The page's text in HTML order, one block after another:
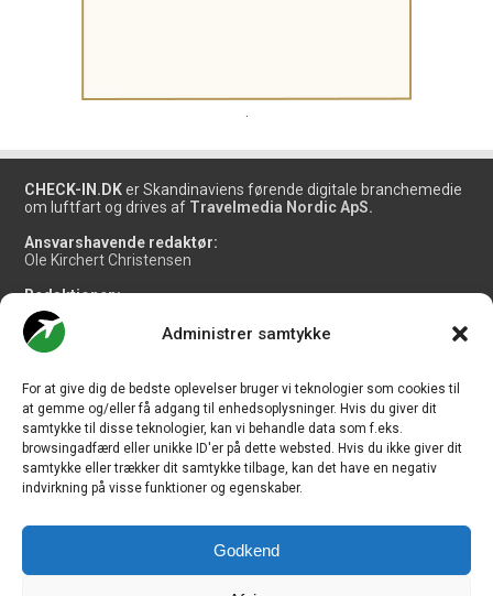
Administrer samtykke
For at give dig de bedste oplevelser bruger vi teknologier som cookies til
at gemme og/eller få adgang til enhedsoplysninger. Hvis du giver dit
samtykke til disse teknologier, kan vi behandle data som f.eks.
browsingadfærd eller unikke ID'er på dette websted. Hvis du ikke giver dit
samtykke eller trækker dit samtykke tilbage, kan det have en negativ
indvirkning på visse funktioner og egenskaber.
Godkend
CHECK-IN.DK er Skandinaviens førende digitale branchemedie
om luftfart og drives af Travelmedia Nordic ApS.
Ansvarshavende redaktør:
Ole Kirchert Christensen
Redaktionen:
Christian Granhøj Skouboe
Henrik Baumgarten
Danny Longhi Andreasen
Salg og jobannoncer:
salg@travelmedianordic.com
Vi tager ansvar for indholdet og er tilmeldt